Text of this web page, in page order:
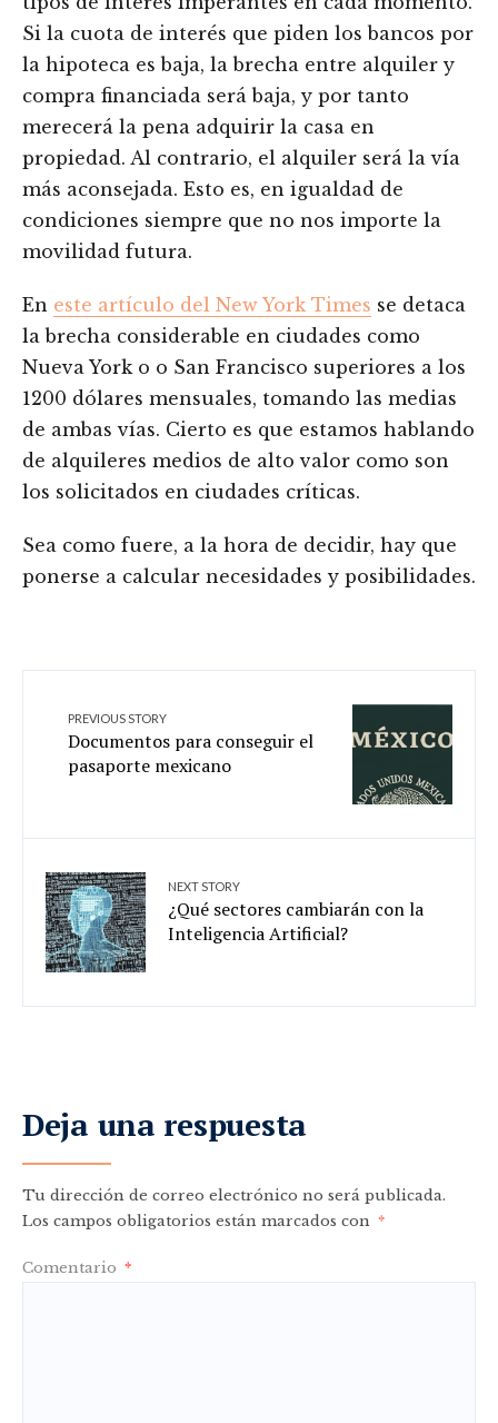
Si la cuota de interés que piden los bancos por
la hipoteca es baja, la brecha entre alquiler y
compra financiada será baja, y por tanto
merecerá la pena adquirir la casa en
propiedad. Al contrario, el alquiler será la vía
más aconsejada. Esto es, en igualdad de
condiciones siempre que no nos importe la
movilidad futura.
En este artículo del New York Times se detaca
la brecha considerable en ciudades como
Nueva York o o San Francisco superiores a los
1200 dólares mensuales, tomando las medias
de ambas vías. Cierto es que estamos hablando
de alquileres medios de alto valor como son
los solicitados en ciudades críticas.
Sea como fuere, a la hora de decidir, hay que
ponerse a calcular necesidades y posibilidades.
PREVIOUS STORY
Documentos para conseguir el
pasaporte mexicano
NEXT STORY
¿Qué sectores cambiarán con la
Inteligencia Artificial?
Deja una respuesta
Tu dirección de correo electrónico no será publicada.
Los campos obligatorios están marcados con *
Comentario *